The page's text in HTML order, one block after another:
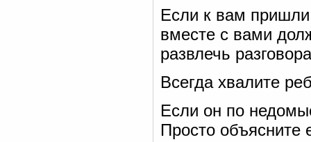
Если к вам пришли
вместе с вами
развлечь
Всегда хвалите
Если он по
Просто объясните